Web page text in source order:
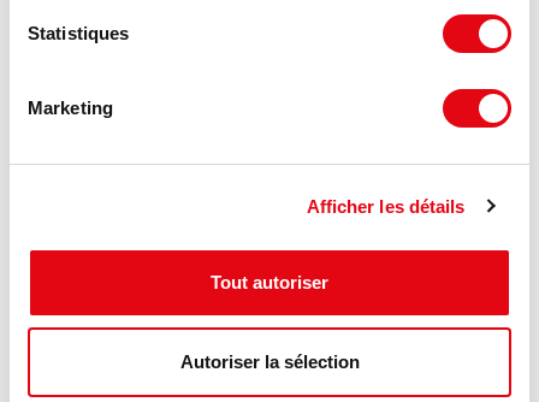
Statistiques
Marketing
Afficher les détails
Tout autoriser
Autoriser la sélection